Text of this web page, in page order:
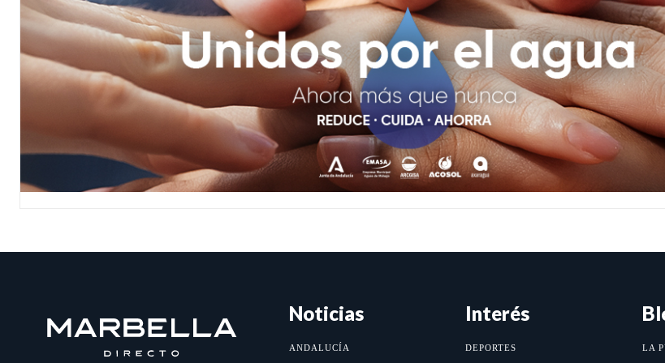
Noticias
ANDALUCÍA
Interés
DEPORTES
LA